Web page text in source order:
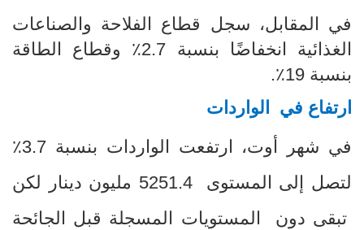
في المقابل، سجل قطاع الفلاحة والصناعات
الغذائية انخفاضًا بنسبة 2.7٪ وقطاع الطاقة
بنسبة 19٪.
ارتفاع في
الواردات
في شهر أوت، ارتفعت الواردات بنسبة 3.7٪
لتصل إلى
المستوى 5251.4 مليون دينار لكن
تبقى دون المستويات المسجلة قبل الجائحة